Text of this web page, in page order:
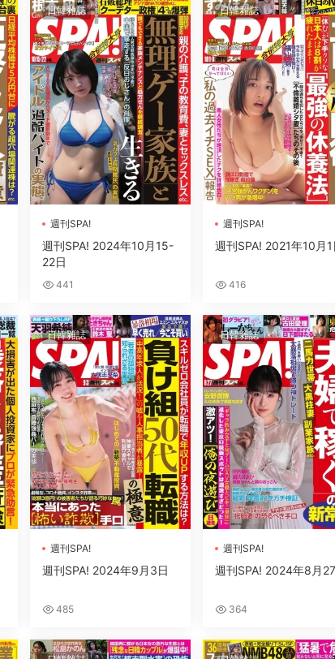
日韓雜誌
週刊SPA!
週刊SPA! 2024年10月15-
22日
441
日韓雜誌
週刊SPA!
週刊SPA! 2021年10月
416
日韓雜誌
週刊SPA!
週刊SPA! 2024年9月3日
485
日韓雜誌
週刊SPA!
週刊SPA! 2024年8月
364